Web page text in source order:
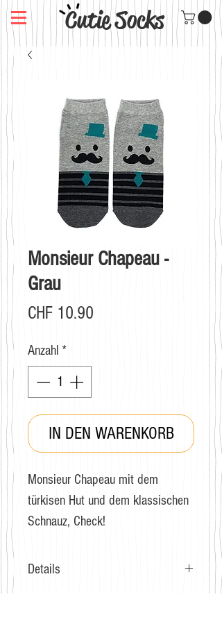
Cutie Socks
Monsieur Chapeau -
Grau
CHF 10.90
Anzahl *
IN DEN WARENKORB
Monsieur Chapeau mit dem
türkisen Hut und dem klassischen
Schnauz, Check!
Details